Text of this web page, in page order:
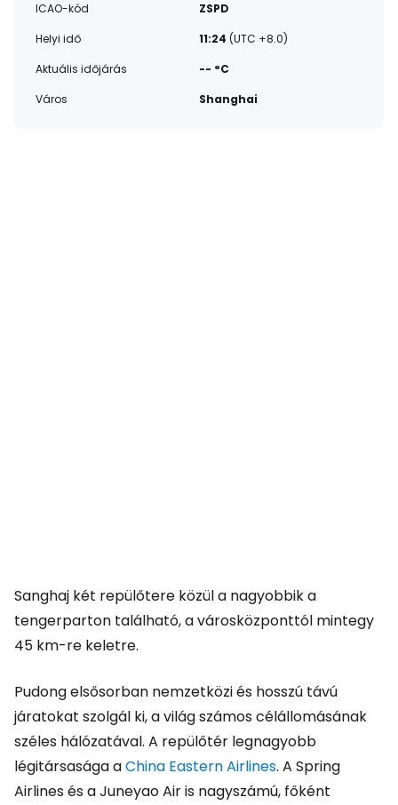
ICAO-kód
ZSPD
Helyi idő
11:24 (UTC +8.0)
Aktuális időjárás
-- °C
Város
Shanghai
Sanghaj két repülőtere közül a nagyobbik a
tengerparton található, a városközponttól mintegy
45 km-re keletre.
Pudong elsősorban nemzetközi és hosszú távú
járatokat szolgál ki, a világ számos célállomásának
széles hálózatával. A repülőtér legnagyobb
légitársasága aChina Eastern Airlines. A Spring
Airlines és a Juneyao Air is nagyszámú, főként